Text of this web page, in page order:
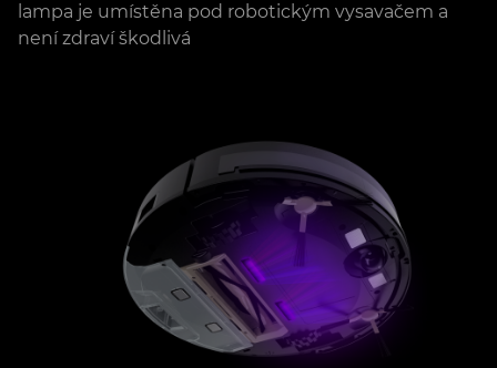
lampa je umístěna pod robotickým vysavačem a
není zdraví škodlivá